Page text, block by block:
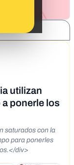
utilizan
ponerle los
saturados con la
para ponerles
div>